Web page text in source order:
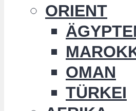
ORIENT
OMAN
TÜRKEI